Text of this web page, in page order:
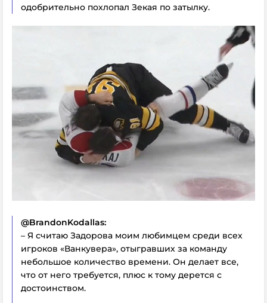
одобрительно похлопал Зекая по затылку.
@BrandonKodallas:
– Я считаю Задорова моим любимцем среди всех
игроков «Ванкувера», отыгравших за команду
небольшое количество времени. Он делает все,
что от него требуется, плюс к тому дерется с
достоинством.